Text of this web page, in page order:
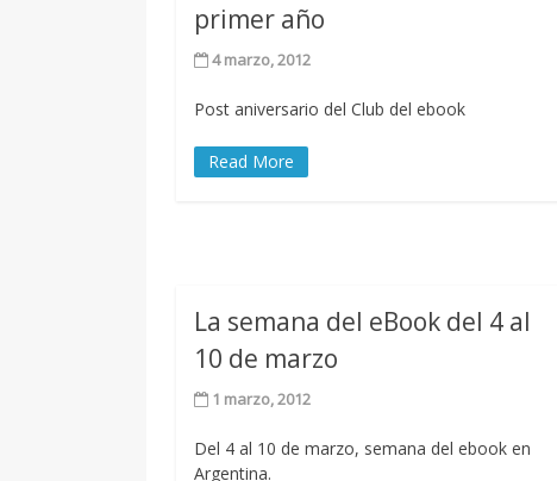
primer año
4 marzo, 2012
Post aniversario del Club del ebook
Read More
La semana del eBook del 4 al
10 de marzo
1 marzo, 2012
Del 4 al 10 de marzo, semana del ebook en
Argentina.